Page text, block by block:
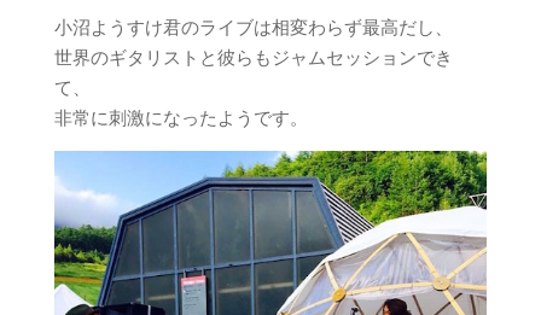
小沼ようすけ君のライブは相変わらず最高だし、
世界のギタリストと彼らもジャムセッションでき
て、
非常に刺激になったようです。